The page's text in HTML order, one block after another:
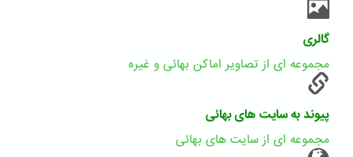
گالری
مجموعه ای از تصاویر اماکن بهائی و غیره
پیوند به سایت های بهائی
مجموعه ای از سایت های بهائی